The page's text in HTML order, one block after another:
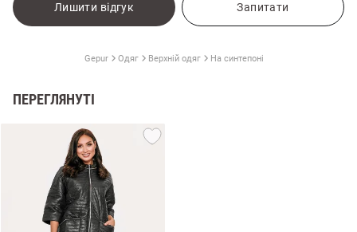
Лишити відгук Запитати
Gepur Одяг Верхній одяг На синтепоні
ПЕРЕГЛЯНУТІ